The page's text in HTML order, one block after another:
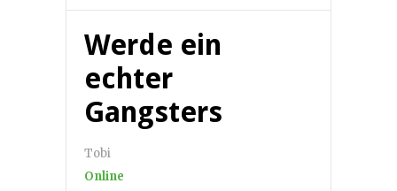
Werde ein
echter
Gangsters
Tobi
Online